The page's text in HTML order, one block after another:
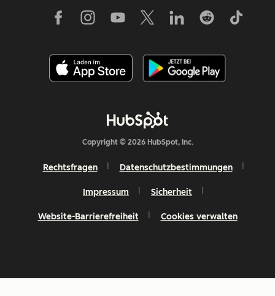
Copyright © 2026 HubSpot, Inc.
Rechtsfragen Datenschutzbestimmungen
Impressum Sicherheit
Website-Barrierefreiheit Cookies verwalten